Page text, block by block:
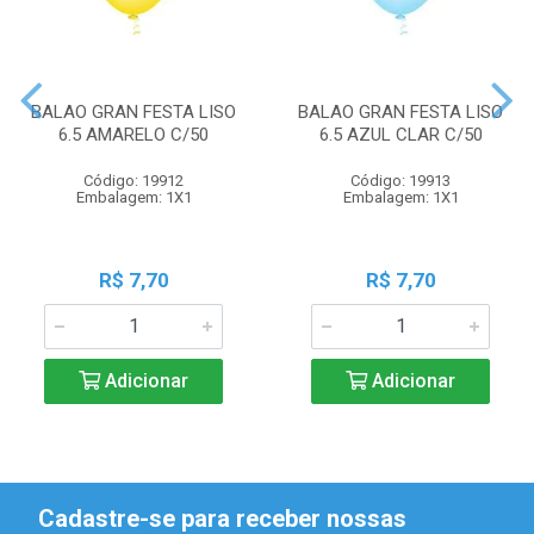
BALAO GRAN FESTA LISO
6.5 AMARELO C/50
Código: 19912
Embalagem: 1X1
R$ 7,70
Adicionar
BALAO GRAN FESTA LISO
6.5 AZUL CLAR C/50
Código: 19913
Embalagem: 1X1
R$ 7,70
Adicionar
Cadastre-se para receber nossas